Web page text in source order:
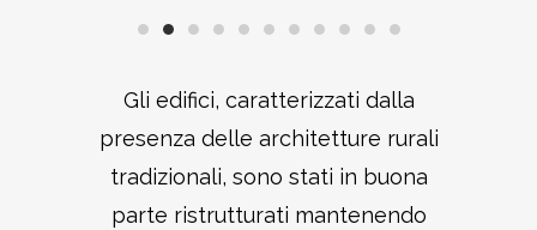
Gli edifici, caratterizzati dalla
presenza delle architetture rurali
tradizionali, sono stati in buona
parte ristrutturati mantenendo